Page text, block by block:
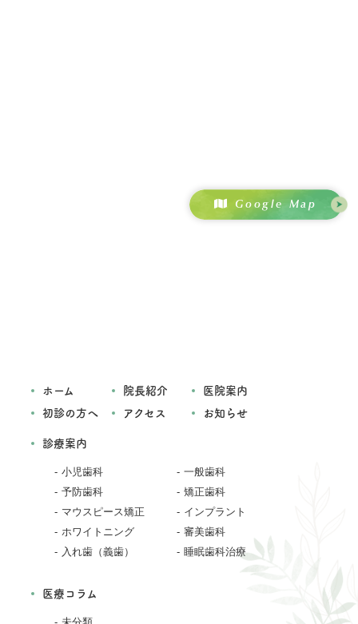
Google Map
ホーム 院長紹介
医院案内
初診の方へ
アクセス お知らせ
診療案内
小児歯科
一般歯科
予防歯科
矯正歯科
マウスピース矯正
インプラント
ホワイトニング
審美歯科
入れ歯（義歯）
睡眠歯科治療
医療コラム